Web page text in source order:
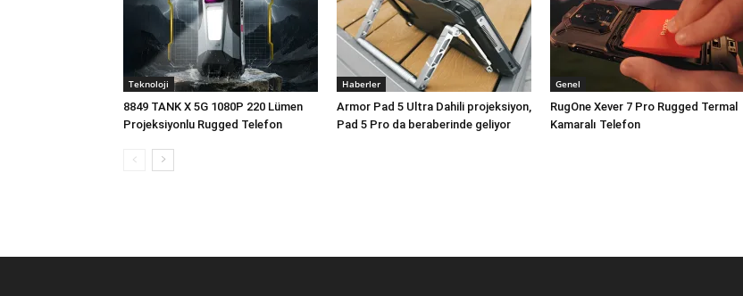
Teknoloji
8849 TANK X 5G 1080P 220 Lümen
Projeksiyonlu Rugged Telefon
Haberler
Armor Pad 5 Ultra Dahili projeksiyon,
Pad 5 Pro da beraberinde geliyor
Genel
RugOne Xever 7 Pro Rugged Termal
Kamaralı Telefon